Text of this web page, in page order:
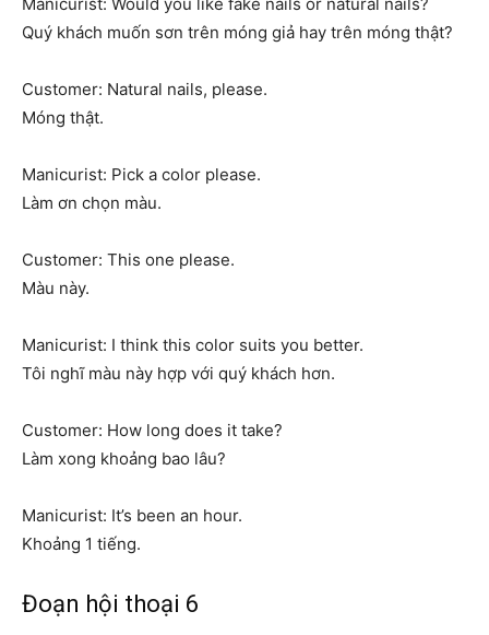
Quý khách muốn sơn trên móng giả hay trên móng thật?
Customer: Natural nails, please.
Móng thật.
Manicurist: Pick a color please.
Làm ơn chọn màu.
Customer: This one please.
Màu này.
Manicurist: I think this color suits you better.
Tôi nghĩ màu này hợp với quý khách hơn.
Customer: How long does it take?
Làm xong khoảng bao lâu?
Manicurist: It’s been an hour.
Khoảng 1 tiếng.
Đoạn hội thoại 6